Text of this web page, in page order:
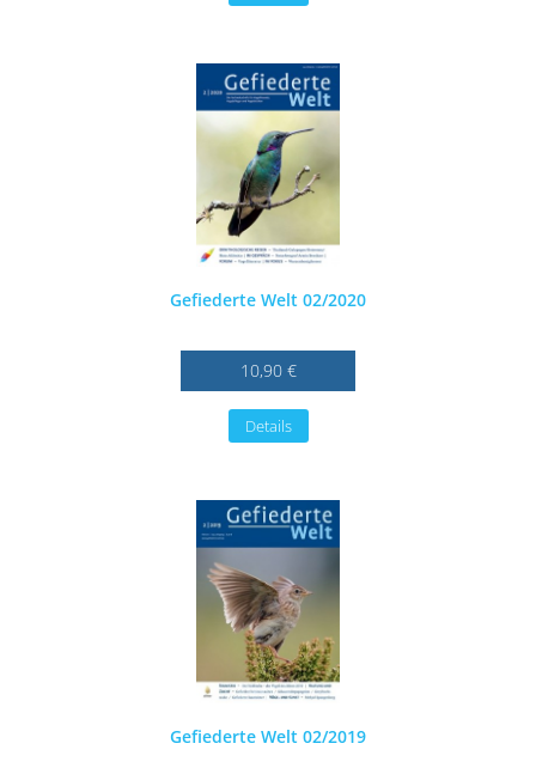
Gefiederte Welt 02/2020
10,90 €
Details
Gefiederte Welt 02/2019